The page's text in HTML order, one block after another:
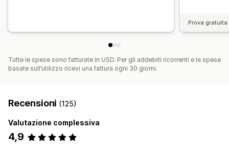
Prova
Tutte le spese sono fatturate in USD. Per gli addebiti ricorrenti e le spese
basate sull’utilizzo ricevi una fattura ogni 30 giorni.
Recensioni (125)
Valutazione complessiva
4,9